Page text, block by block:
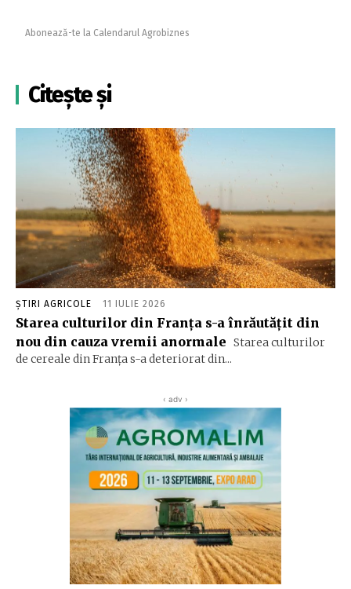
Abonează-te la Calendarul Agrobiznes
Citește și
ȘTIRI AGRICOLE 11 IULIE 2026
Starea culturilor din Franța s-a înrăutățit din
nou din cauza vremii anormale Starea culturilor
de cereale din Franța s-a deteriorat din...
‹ adv ›